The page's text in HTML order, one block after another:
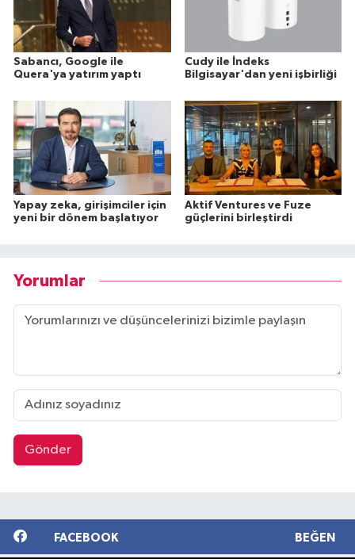
Sabancı, Google ile
Quera'ya yatırım yaptı
Cudy ile İndeks
Bilgisayar'dan yeni işbirliği
Yapay zeka, girişimciler için
yeni bir dönem başlatıyor
Aktif Ventures ve Fuze
güçlerini birleştirdi
Yorumlar
Gönder
FACEBOOK BEĞEN